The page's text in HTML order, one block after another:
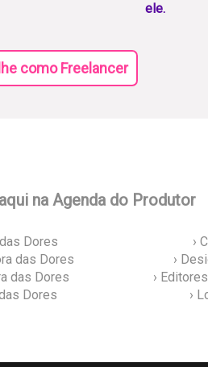
ele.
como Freelancer
na Agenda do Produtor
Dores
›
das Dores
›
das Dores
›
Dores
›